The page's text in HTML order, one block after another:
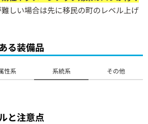
しい場合は先に移民の町のレベル上げ
る装備品
性系 系統系 その他
と注意点